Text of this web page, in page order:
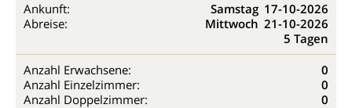
Ankunft: Samstag 17-10-2026
Abreise:
Mittwoch 21-10-2026
5 Tagen
Anzahl Erwachsene:
0
Anzahl Einzelzimmer:
0
Anzahl Doppelzimmer:
0